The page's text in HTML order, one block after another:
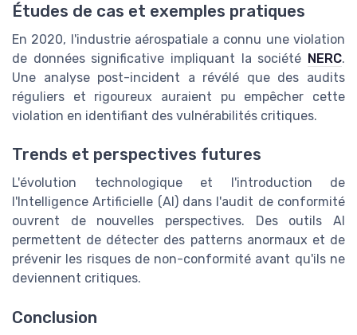
Études de cas et exemples pratiques
En 2020, l'industrie aérospatiale a connu une violation
de données significative impliquant la société NERC.
Une analyse post-incident a révélé que des audits
réguliers et rigoureux auraient pu empêcher cette
violation en identifiant des vulnérabilités critiques.
Trends et perspectives futures
L'évolution technologique et l'introduction de
l'Intelligence Artificielle (AI) dans l'audit de conformité
ouvrent de nouvelles perspectives. Des outils AI
permettent de détecter des patterns anormaux et de
prévenir les risques de non-conformité avant qu'ils ne
deviennent critiques.
Conclusion